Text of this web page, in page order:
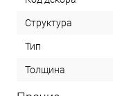
Структура
Тип
Толщина